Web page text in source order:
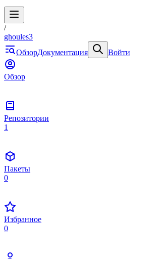
/
ghoules3
ОбзорДокументация Войти
Обзор
Репозитории
1
Пакеты
0
Избранное
0